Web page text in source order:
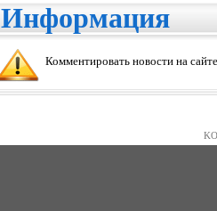
Информация
Комментировать новости на